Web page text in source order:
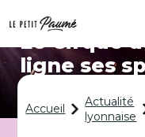
Le Cirque
ligne ses
Accueil
Actualité
lyonnaise